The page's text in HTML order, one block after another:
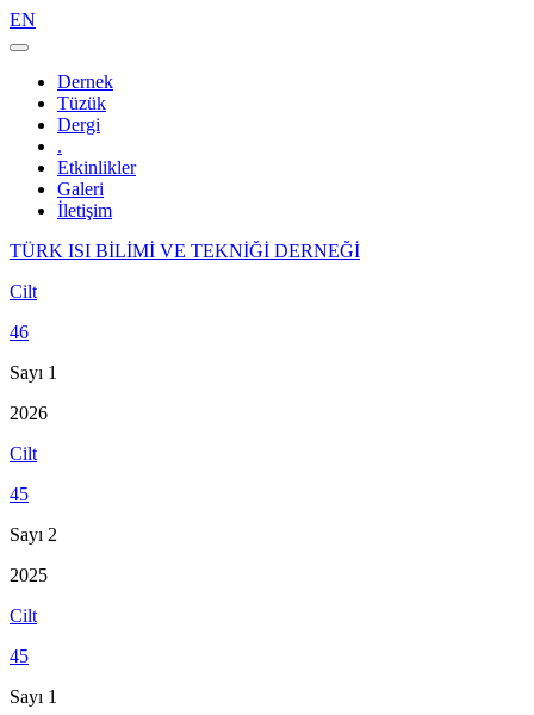
EN
Navigasyonu
değiştirDernek
Tüzük
Dergi
.
Etkinlikler
Galeri
İletişim
TÜRK ISI BİLİMİ VE TEKNİĞİ DERNEĞİ
Cilt
46
Sayı 1
2026
Cilt
45
Sayı 2
2025
Cilt
45
Sayı 1